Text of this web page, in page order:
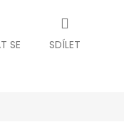
SE SDÍLET